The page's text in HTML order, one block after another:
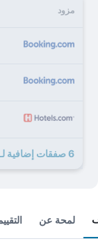
مزود
6 صفقات إضافية لـ باركهوتل ويسكيرتشين
لمحة عن